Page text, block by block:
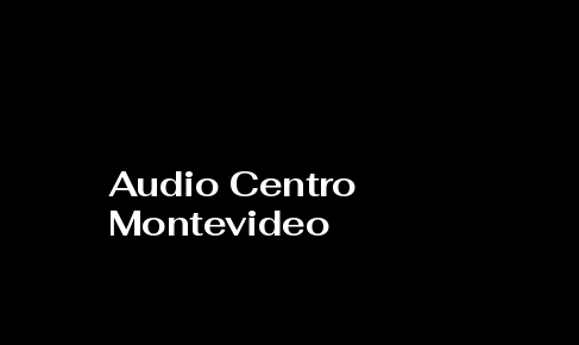
Audio Centro
Montevideo